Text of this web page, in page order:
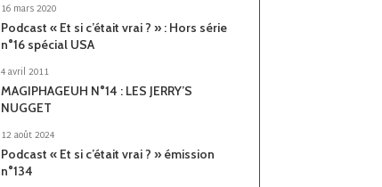
16 mars 2020
Podcast « Et si c’était vrai ? » : Hors série
n°16 spécial USA
4 avril 2011
MAGIPHAGEUH N°14 : LES JERRY’S
NUGGET
12 août 2024
Podcast « Et si c’était vrai ? » émission
n°134